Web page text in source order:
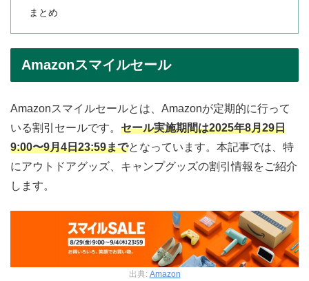
まとめ
Amazonスマイルセール
Amazonスマイルセールとは、Amazonが定期的に行って
いる割引セールです。 セール実施期間は2025年8月29日
9:00〜9月4日23:59までとなっています。本記事では、特
にアウトドアグッズ、キャンプグッズの割引情報をご紹介
します。
出典: Amazon